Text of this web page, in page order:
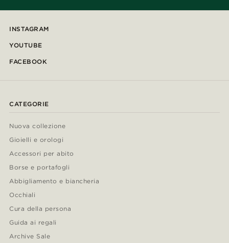
INSTAGRAM
YOUTUBE
FACEBOOK
CATEGORIE
Nuova collezione
Gioielli e orologi
Accessori per abito
Borse e portafogli
Abbigliamento e biancheria
Occhiali
Cura della persona
Guida ai regali
Archive Sale